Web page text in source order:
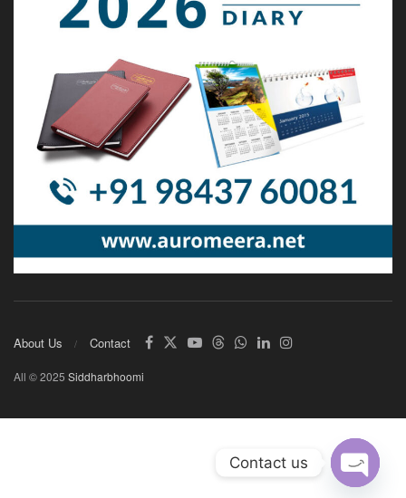
About Us Contact
All © 2025 Siddharbhoomi
Contact us